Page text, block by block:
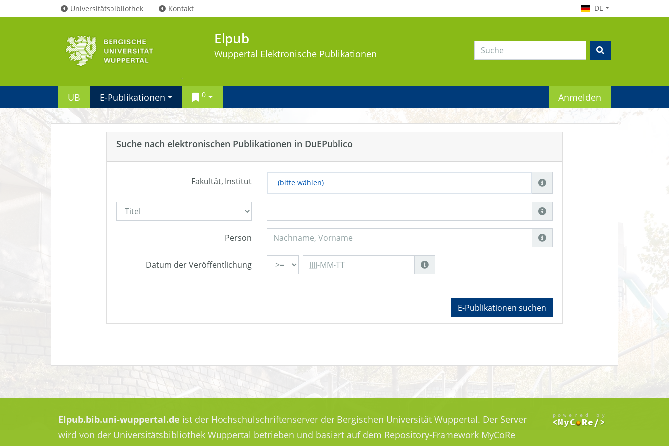
Universitätsbibliothek Kontakt DE
Elpub
Wuppertal Elektronische Publikationen
UB E-Publikationen 0 Anmelden
Suche nach elektronischen Publikationen in DuEPublico
Fakultät, Institut (bitte wählen)
Person
Datum der Veröffentlichung
E-Publikationen suchen
Elpub.bib.uni-wuppertal.de ist der Hochschulschriftenserver der Bergischen Universität Wuppertal. Der Server
wird von der Universitätsbibliothek Wuppertal betrieben und basiert auf dem Repository-Framework MyCoRe